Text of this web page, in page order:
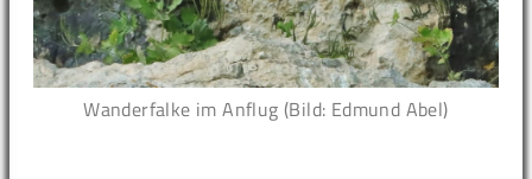
Wanderfalke im Anflug (Bild: Edmund Abel)